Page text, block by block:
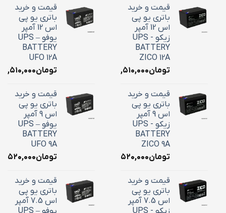
قیمت و خرید
باتری یو پی
اس 12 آمپر
زیکو - UPS
BATTERY
ZICO 12A
تومان۴,۵۱۰,۰۰۰
قیمت و خرید
باتری یو پی
اس 9 آمپر
زیکو - UPS
BATTERY
ZICO 9A
تومان۳,۵۲۰,۰۰۰
قیمت و خرید
باتری یو پی
اس 7.5 آمپر
زیکو - UPS
قیمت و خرید
باتری یو پی
اس 12 آمپر
یوفو – UPS
BATTERY
UFO 12A
تومان۴,۵۱۰,۰۰۰
قیمت و خرید
باتری یو پی
اس 9 آمپر
یوفو – UPS
BATTERY
UFO 9A
تومان۳,۵۲۰,۰۰۰
قیمت و خرید
باتری یو پی
اس 7.5 آمپر
یوفو – UPS